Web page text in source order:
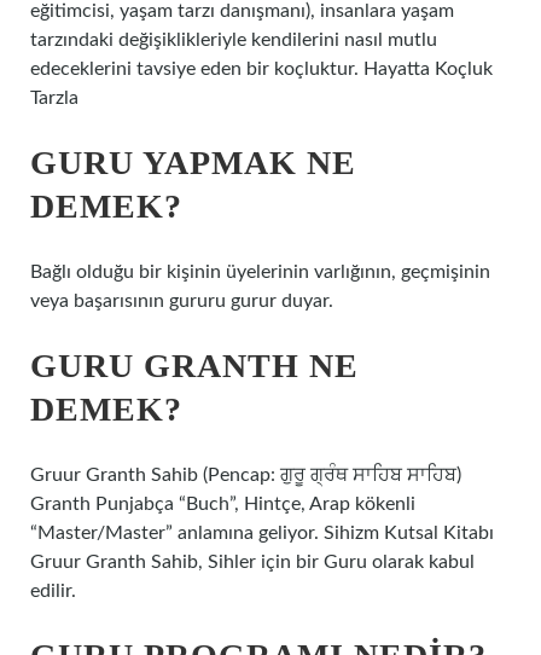
eğitimcisi, yaşam tarzı danışmanı), insanlara yaşam
tarzındaki değişiklikleriyle kendilerini nasıl mutlu
edeceklerini tavsiye eden bir koçluktur. Hayatta Koçluk
Tarzla
GURU YAPMAK NE
DEMEK?
Bağlı olduğu bir kişinin üyelerinin varlığının, geçmişinin
veya başarısının gururu gurur duyar.
GURU GRANTH NE
DEMEK?
Gruur Granth Sahib (Pencap: ਗੁਰੂ ਗ੍ਰੰਥ ਸਾਹਿਬ ਸਾਹਿਬ)
Granth Punjabça “Buch”, Hintçe, Arap kökenli
“Master/Master” anlamına geliyor. Sihizm Kutsal Kitabı
Gruur Granth Sahib, Sihler için bir Guru olarak kabul
edilir.